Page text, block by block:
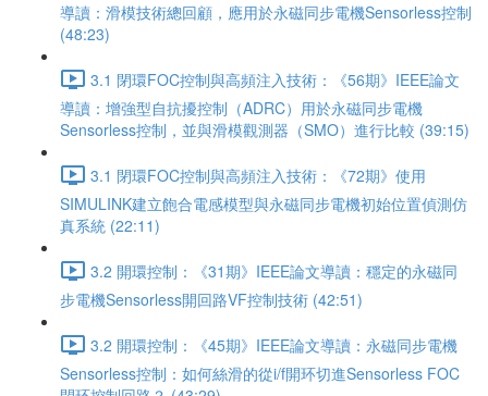
導讀：滑模技術總回顧，應用於永磁同步電機Sensorless控制
(48:23)
3.1 閉環FOC控制與高頻注入技術：《56期》IEEE論文
導讀：增強型自抗擾控制（ADRC）用於永磁同步電機
Sensorless控制，並與滑模觀測器（SMO）進行比較 (39:15)
3.1 閉環FOC控制與高頻注入技術：《72期》使用
SIMULINK建立飽合電感模型與永磁同步電機初始位置偵測仿
真系統 (22:11)
3.2 開環控制：《31期》IEEE論文導讀：穩定的永磁同
步電機Sensorless開回路VF控制技術 (42:51)
3.2 開環控制：《45期》IEEE論文導讀：永磁同步電機
Sensorless控制：如何絲滑的從i/f開环切進Sensorless FOC